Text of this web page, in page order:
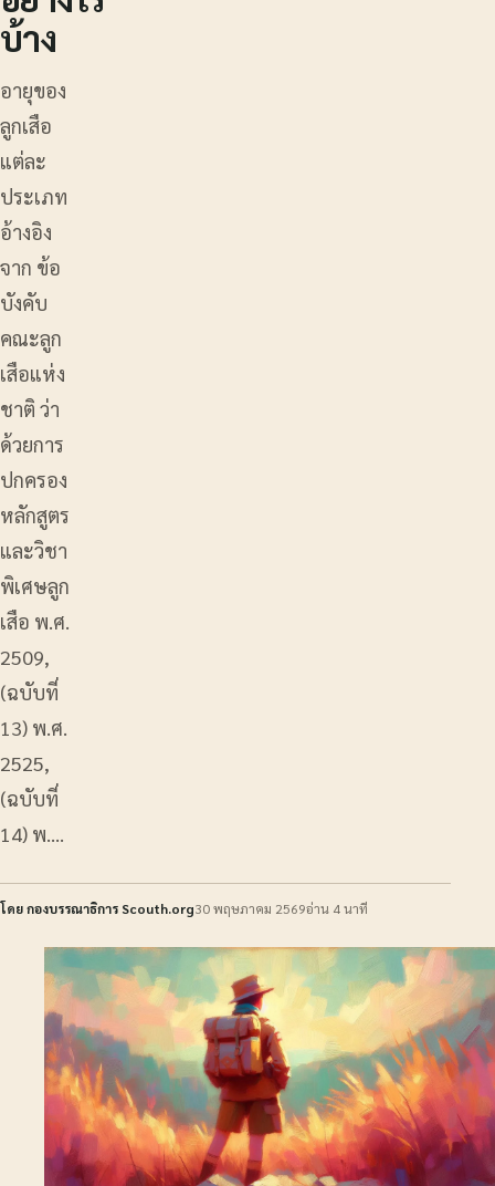
บ้าง
อายุของ
ลูกเสือ
แต่ละ
ประเภท
อ้างอิง
จาก ข้อ
บังคับ
คณะลูก
เสือแห่ง
ชาติ ว่า
ด้วยการ
ปกครอง
หลักสูตร
และวิชา
พิเศษลูก
เสือ พ.ศ.
2509,
(ฉบับที่
13) พ.ศ.
2525,
(ฉบับที่
14) พ.…
โดย กองบรรณาธิการ Scouth.org30 พฤษภาคม 2569อ่าน 4 นาที